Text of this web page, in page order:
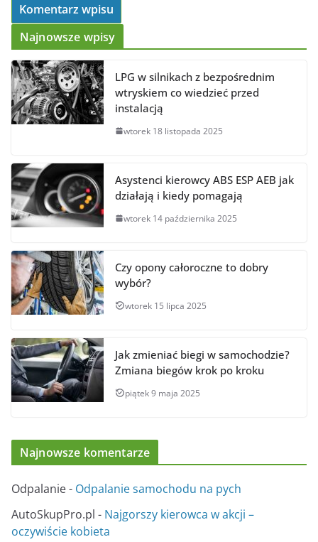
Najnowsze wpisy
LPG w silnikach z bezpośrednim
wtryskiem co wiedzieć przed
instalacją
wtorek 18 listopada 2025
Asystenci kierowcy ABS ESP AEB jak
działają i kiedy pomagają
wtorek 14 października 2025
Czy opony całoroczne to dobry
wybór?
wtorek 15 lipca 2025
Jak zmieniać biegi w samochodzie?
Zmiana biegów krok po kroku
piątek 9 maja 2025
Najnowsze komentarze
Odpalanie- Odpalanie samochodu na pych
AutoSkupPro.pl - Najgorszy kierowca w akcji –
oczywiście kobieta